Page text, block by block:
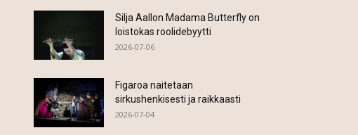
Silja Aallon Madama Butterfly on
loistokas roolidebyytti
2026-07-06
Figaroa naitetaan
sirkushenkisesti ja raikkaasti
2026-07-04